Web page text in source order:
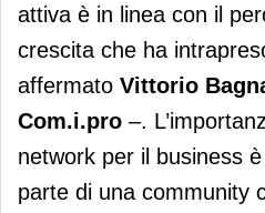
attiva è in linea con il
crescita che ha
affermato Vittorio
Com.i.pro –.
network per il business
parte di una community